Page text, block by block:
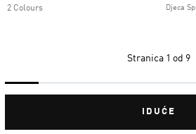
2 Colours Djeca
Stranica 1 od 9
IDUĆE